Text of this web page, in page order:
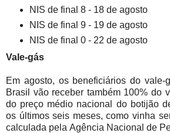
NIS de final 8 - 18 de agosto
NIS de final 9 - 19 de agosto
NIS de final 0 - 22 de agosto
Vale-gás
Em agosto, os beneficiários do vale-
Brasil vão receber também 100% do
do preço médio nacional do botijão
os últimos seis meses, como vinha
calculada pela Agência Nacional de